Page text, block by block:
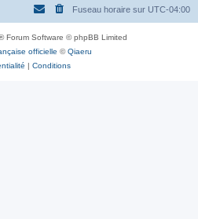
Fuseau horaire sur UTC-04:00
Forum Software © phpBB Limited
officielle ©Qiaeru
| Conditions